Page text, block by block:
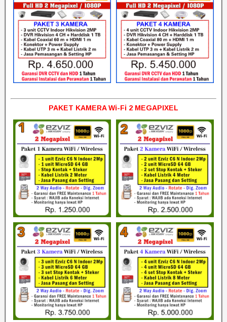
PAKET KAMERA Wi-Fi 2 MEGAPIXEL